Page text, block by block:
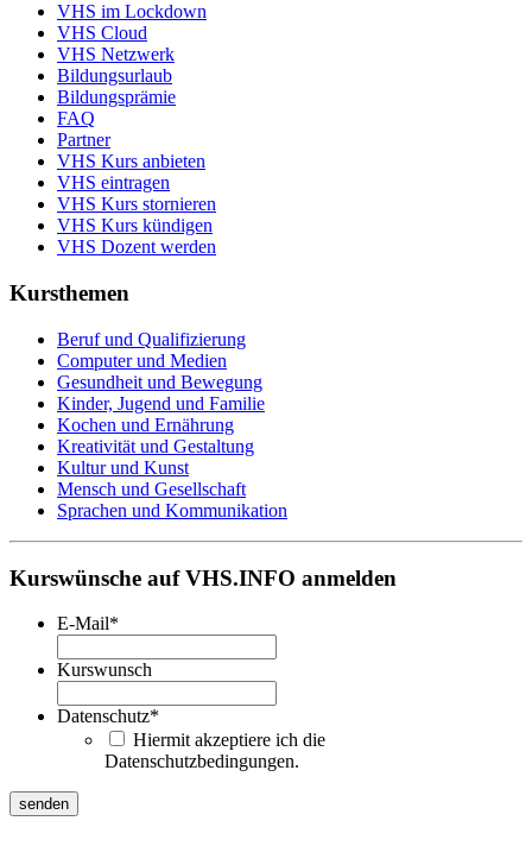
VHS im Lockdown
VHS Cloud
VHS Netzwerk
Bildungsurlaub
Bildungsprämie
FAQ
Partner
VHS Kurs anbieten
VHS eintragen
VHS Kurs stornieren
VHS Kurs kündigen
VHS Dozent werden
Kursthemen
Beruf und Qualifizierung
Computer und Medien
Gesundheit und Bewegung
Kinder, Jugend und Familie
Kochen und Ernährung
Kreativität und Gestaltung
Kultur und Kunst
Mensch und Gesellschaft
Sprachen und Kommunikation
Kurswünsche auf VHS.INFO anmelden
E-Mail*
Kurswunsch
Datenschutz*
Hiermit akzeptiere ich die
Datenschutzbedingungen.